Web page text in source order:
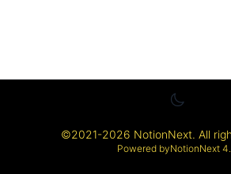
©2021-2026 NotionNext. All
Powered byNotionNext